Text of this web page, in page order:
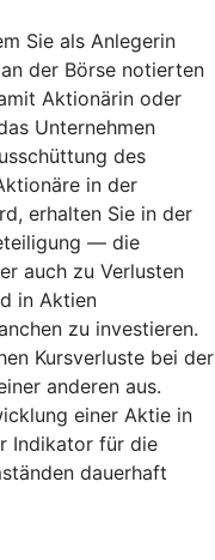
Sie als Anlegerin
der Börse notierten
Aktionärin oder
Unternehmen
des
in der
erhalten Sie in der
— die
auch zu Verlusten
in Aktien
zu investieren.
Kursverluste bei der
anderen aus.
einer Aktie in
Indikator für die
dauerhaft